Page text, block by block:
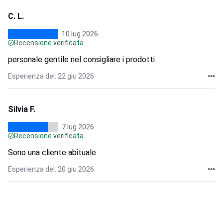
C. L.
10 lug 2026
Recensione verificata
personale gentile nel consigliare i prodotti
Esperienza del: 22 giu 2026
Silvia F.
7 lug 2026
Recensione verificata
Sono una cliente abituale
Esperienza del: 20 giu 2026